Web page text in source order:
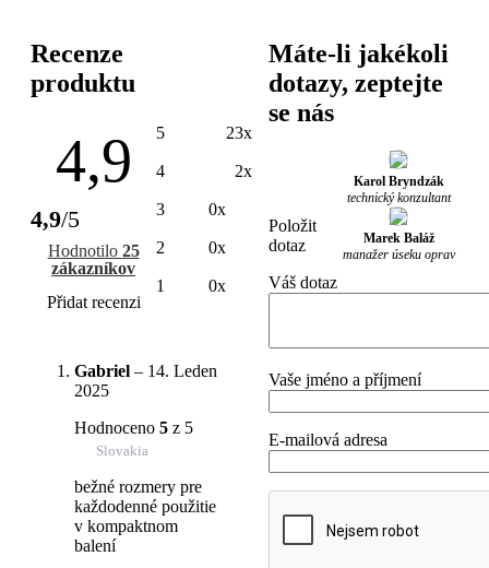
Recenze
produktu
4,9
4,9/5
Hodnotilo 25
zákazníkov
Přidat recenzi
5 23x
4 2x
3 0x
2 0x
1 0x
Gabriel – 14. Leden
2025
Hodnoceno 5 z 5
Slovakia
bežné rozmery pre
každodenné použitie
v kompaktnom
balení
Máte-li jakékoli
dotazy, zeptejte
se nás
Karol Bryndzák
technický konzultant
Marek Baláž
manažer úseku oprav
Položit
dotaz
Váš dotaz
Vaše jméno a příjmení
E-mailová adresa